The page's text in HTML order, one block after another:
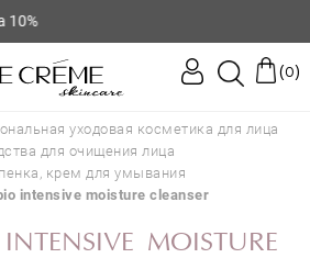
(0)
уходовая косметика для лица
для очищения лица
крем для умывания
intensive moisture cleanser
MOISTURE